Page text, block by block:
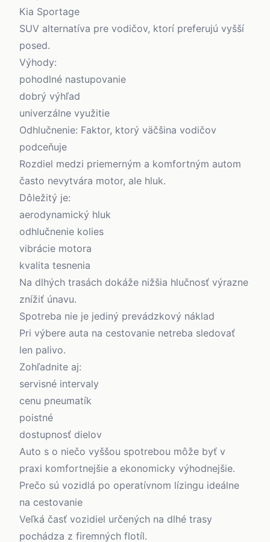
Kia Sportage
SUV alternatíva pre vodičov, ktorí preferujú vyšší
posed.
Výhody:
pohodlné nastupovanie
dobrý výhľad
univerzálne využitie
Odhlučnenie: Faktor, ktorý väčšina vodičov
podceňuje
Rozdiel medzi priemerným a komfortným autom
často nevytvára motor, ale hluk.
Dôležitý je:
aerodynamický hluk
odhlučnenie kolies
vibrácie motora
kvalita tesnenia
Na dlhých trasách dokáže nižšia hlučnosť výrazne
znížiť únavu.
Spotreba nie je jediný prevádzkový náklad
Pri výbere auta na cestovanie netreba sledovať
len palivo.
Zohľadnite aj:
servisné intervaly
cenu pneumatík
poistné
dostupnosť dielov
Auto s o niečo vyššou spotrebou môže byť v
praxi komfortnejšie a ekonomicky výhodnejšie.
Prečo sú vozidlá po operatívnom lízingu ideálne
na cestovanie
Veľká časť vozidiel určených na dlhé trasy
pochádza z firemných flotíl.